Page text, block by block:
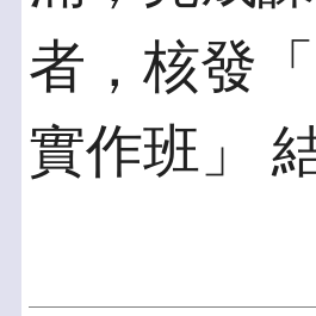
者，核發
實作班」